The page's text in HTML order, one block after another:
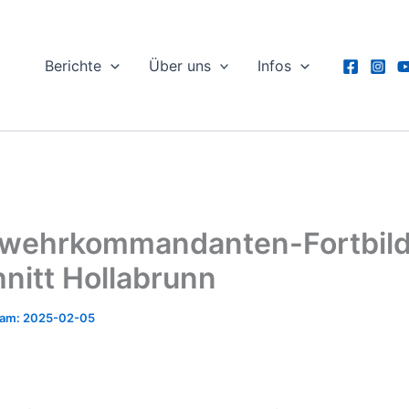
Berichte Über uns Infos
Hollabrunn
2025-02-05